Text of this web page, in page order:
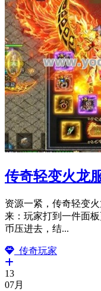
传奇轻变火龙
资源一紧，传奇轻变
来：玩家打到一件面
币压进去，结...
传奇玩家
13
07月